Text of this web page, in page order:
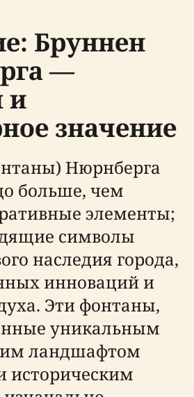
Бруннен
—
и
значение
Нюрнберга
больше, чем
элементы;
символы
наследия города,
инноваций и
Эти фонтаны,
уникальным
ландшафтом
историческим